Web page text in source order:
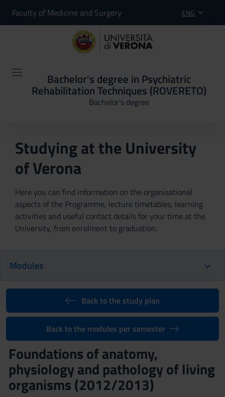
Faculty of Medicine and Surgery ENG
Bachelor's degree in Psychiatric
Rehabilitation Techniques (ROVERETO)
Bachelor's degree
Studying at the University
of Verona
Here you can find information on the organisational
aspects of the Programme, lecture timetables, learning
activities and useful contact details for your time at the
University, from enrolment to graduation.
Modules
Back to the study plan
Back to the modules per semester
Foundations of anatomy,
physiology and pathology of living
organisms (2012/2013)